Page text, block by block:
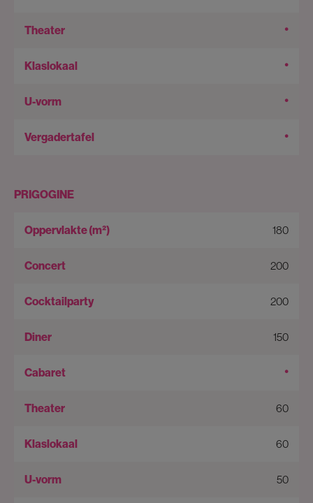
•
•
•
•
PRIGOGINE
180
200
200
150
•
60
60
50